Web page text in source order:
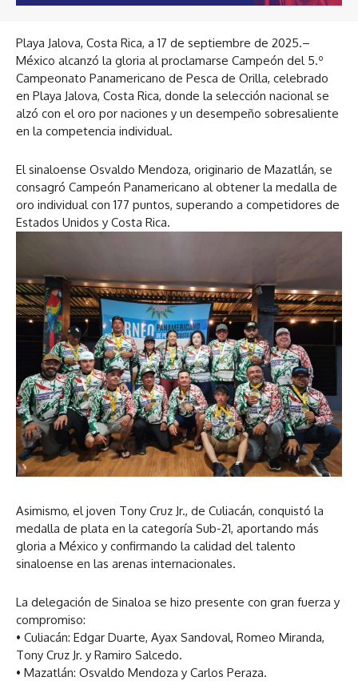
Playa Jalova, Costa Rica, a 17 de septiembre de 2025.–
México alcanzó la gloria al proclamarse Campeón del 5.º
Campeonato Panamericano de Pesca de Orilla, celebrado
en Playa Jalova, Costa Rica, donde la selección nacional se
alzó con el oro por naciones y un desempeño sobresaliente
en la competencia individual.
El sinaloense Osvaldo Mendoza, originario de Mazatlán, se
consagró Campeón Panamericano al obtener la medalla de
oro individual con 177 puntos, superando a competidores de
Estados Unidos y Costa Rica.
Asimismo, el joven Tony Cruz Jr., de Culiacán, conquistó la
medalla de plata en la categoría Sub-21, aportando más
gloria a México y confirmando la calidad del talento
sinaloense en las arenas internacionales.
La delegación de Sinaloa se hizo presente con gran fuerza y
compromiso:
• Culiacán: Edgar Duarte, Ayax Sandoval, Romeo Miranda,
Tony Cruz Jr. y Ramiro Salcedo.
• Mazatlán: Osvaldo Mendoza y Carlos Peraza.